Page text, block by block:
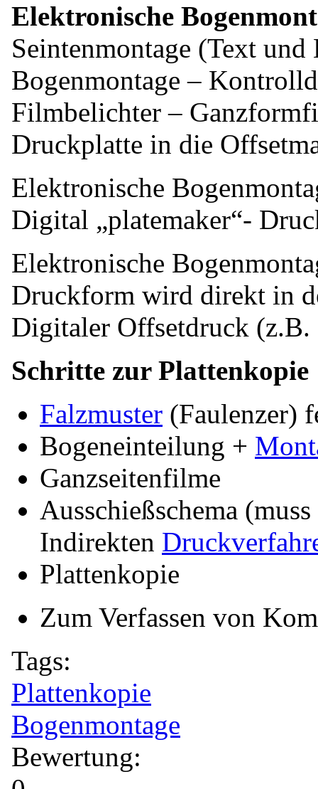
Elektronische
Seintenmontage (Text
Bogenmontage –
Filmbelichter –
Druckplatte in die
Elektronische
Digital „platemaker“-
Elektronische
Druckform wird direkt in
Digitaler Offsetdruck
Schritte zur Plattenkopie
Falzmuster (Faulenzer)
Bogeneinteilung +
Ganzseitenfilme
Ausschießschema
Indirekten
Plattenkopie
Zum Verfassen von
Tags:
Plattenkopie
Bogenmontage
Bewertung: